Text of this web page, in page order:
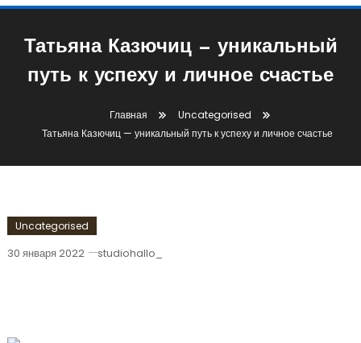
Татьяна Казючиц — уникальный
путь к успеху и личное счастье
Главная
Uncategorised
Татьяна Казючиц — уникальный путь к успеху и личное счастье
Uncategorised
30 января 2022 studiohallo_